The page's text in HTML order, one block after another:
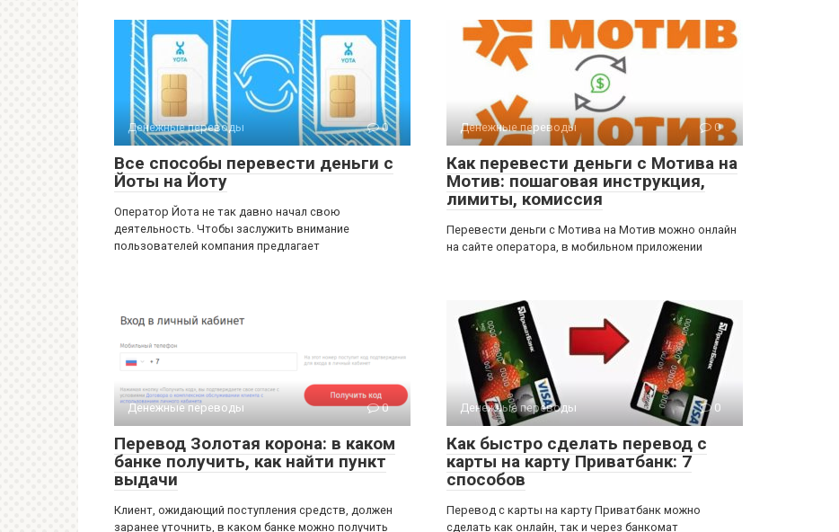
Денежные переводы 0
Все способы перевести деньги с
Йоты на Йоту
Оператор Йота не так давно начал свою
деятельность. Чтобы заслужить внимание
пользователей компания предлагает
Денежные переводы 0
Как перевести деньги с Мотива на
Мотив: пошаговая инструкция,
лимиты, комиссия
Перевести деньги с Мотива на Мотив можно онлайн
на сайте оператора, в мобильном приложении
Денежные переводы 0
Перевод Золотая корона: в каком
банке получить, как найти пункт
выдачи
Клиент, ожидающий поступления средств, должен
заранее уточнить, в каком банке можно получить
Денежные переводы 0
Как быстро сделать перевод с
карты на карту Приватбанк: 7
способов
Перевод с карты на карту Приватбанк можно
сделать как онлайн, так и через банкомат